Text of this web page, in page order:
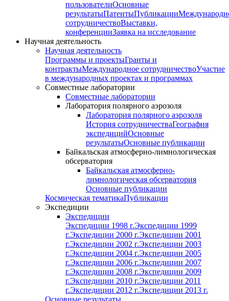
пользователиОсновные
результатыПатентыПубликации
сотрудничествоВыставки,
конференцииЗаявка на исследование
Научная деятельность
Научная деятельность
Программы и проектыГранты и
контрактыМеждународное сотрудничествоУчастие
в международных проектах и программах
Совместные лаборатории
Совместные лаборатории
Лаборатория полярного аэрозоля
Лаборатория полярного аэрозоля
История сотрудничестваГеография
экспедицийОсновные
результатыОсновные публикации
Байкальская атмосферно-лимнологическая
обсерватория
Байкальская атмосферно-
лимнологическая обсерватория
Основные публикации
Космическая тематикаПубликации
Экспедиции
Экспедиции
Экспедиции 1998 г.Экспедиции 1999
г.Экспедиции 2000 г.Экспедиции 2001
г.Экспедиции 2002 г.Экспедиции 2003
г.Экспедиции 2004 г.Экспедиции 2005
г.Экспедиции 2006 г.Экспедиции 2007
г.Экспедиции 2008 г.Экспедиции 2009
г.Экспедиции 2010 г.Экспедиции 2011
г.Экспедиции 2012 г.Экспедиции 2013 г.
Основные результаты